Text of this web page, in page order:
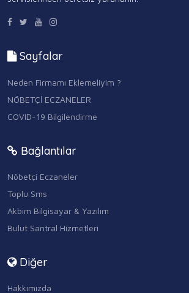
Sayfalar
Neden Firmamı Eklemeliyim ?
NÖBETÇİ ECZANELER
COVID-19 Bilgilendirme
Bağlantılar
Nöbetçi Eczaneler
Toplu Sms
Akbim Bilgisayar & Yazılım
Bulut Santral Hizmetleri
Diğer
Hakkımızda